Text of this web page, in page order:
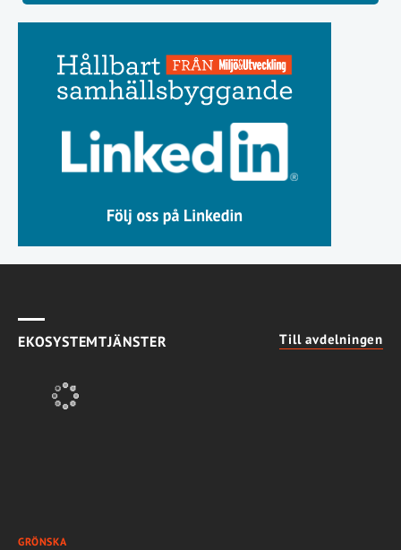
EKOSYSTEMTJÄNSTER Till avdelningen
GRÖNSKA